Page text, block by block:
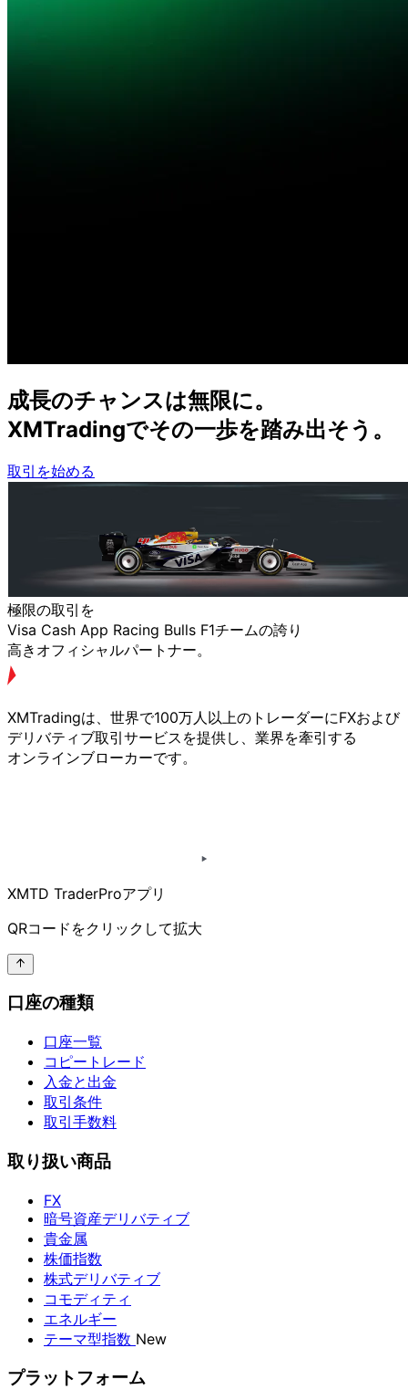
成長のチャンスは無限に。
XMTradingでその一歩を踏み出そう。
取引を始める
極限の取引を
Visa Cash App Racing Bulls F1チームの誇り
高きオフィシャルパートナー。
XMTradingは、 世界で100万人以上の トレーダーにFXおよび
デリバティブ取引サービスを提供し、 業界を牽引する
オンラインブローカーです。
XMTD TraderProアプリ
QRコードをクリックして拡大
口座の種類
口座一覧
コピートレード
入金と出金
取引条件
取引手数料
取り扱い商品
FX
暗号資産デリバティブ
貴金属
株価指数
株式デリバティブ
コモディティ
エネルギー
テーマ型指数 New
プラットフォーム